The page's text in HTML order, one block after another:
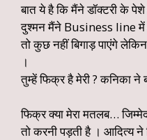
बात ये है कि मैंने डॉक्टरी के
दुश्मन मैंने Business line में
तो कुछ नहीं बिगाड़ पाएंगे
।
तुम्हें फिक्र है मेरी ? कनिका ने
फिक्र क्या मेरा मतलब…
तो करनी पड़ती है । आदित्य